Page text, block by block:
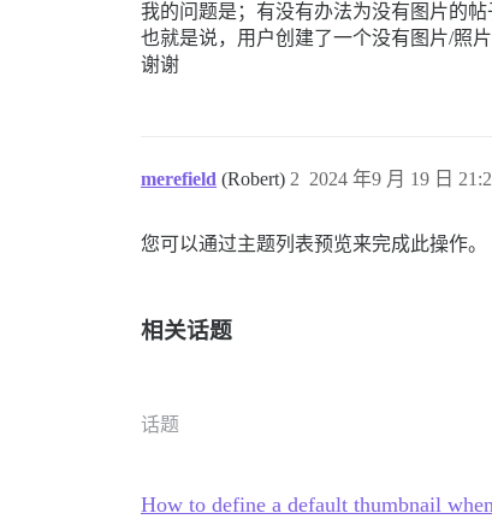
我的问题是；有没有办法为没有图片的帖
也就是说，用户创建了一个没有图片/照
谢谢
merefield (Robert) 2024 年9 月 19 日
2
您可以通过主题列表预览来完成此操作。
相关话题
话题
How to define a default thumbnail